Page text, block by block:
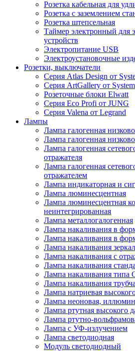
Розетка кабельная для
Розетка с заземлением
Розетка штепсельная
Таймер электронный для
устройств
Электропитание USB
Электроустановочные
Розетки, выключатели
Серия Atlas Design от
Серия ArtGallery от
Розеточные блоки Elwatt
Серия Eco Profi от JUNG
Серия Valena от Legrand
Лампы
Лампа галогенная
Лампа галогенная
Лампа галогенная
отражателя
Лампа галогенная
отражателем
Лампа индикаторная и
Лампа люминесцентная
Лампа люминесцентная
неинтегрированная
Лампа металлогалогенная
Лампа накаливания в
Лампа накаливания в
Лампа накаливания
Лампа накаливания с
Лампа накаливания
Лампа накаливания типа
Лампа накаливания
Лампа натриевая
Лампа неоновая,
Лампа ртутная высокого
Лампа ртутно-
Лампа с УФ-излучением
Лампа светодиодная
Модуль светодиодный